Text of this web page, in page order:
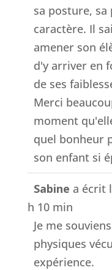
sa posture,
caractère. Il
amener son
d'y arriver en
de ses
Merci
moment
quel bonheur
son enfant si
Sabine a écrit
h 10 min
Je me
physiques
expérience.